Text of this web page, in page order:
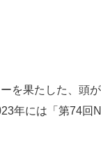
を果たした、頭
年には「第74回